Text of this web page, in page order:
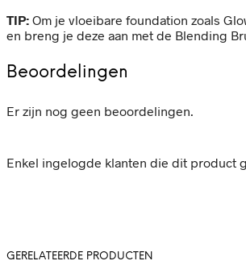
TIP: Om je vloeibare foundation zoals
en breng je deze aan met de Blending
Beoordelingen
Er zijn nog geen beoordelingen.
Enkel ingelogde klanten die dit product
GERELATEERDE PRODUCTEN